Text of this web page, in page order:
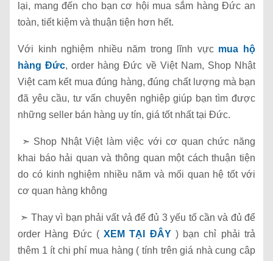
lại, mang đến cho bạn cơ hội mua sắm hàng Đức an
toàn, tiết kiệm và thuận tiện hơn hết.
Với kinh nghiệm nhiều năm trong lĩnh vực mua hộ
hàng Đức, order hàng Đức về Việt Nam, Shop Nhật
Việt cam kết mua đúng hàng, đúng chất lượng mà bạn
đã yêu cầu, tư vấn chuyên nghiệp giúp bạn tìm được
những seller bán hàng uy tín, giá tốt nhất tại Đức.
➣ Shop Nhật Việt làm việc với cơ quan chức năng
khai báo hải quan và thông quan một cách thuận tiện
do có kinh nghiệm nhiều năm và mối quan hệ tốt với
cơ quan hàng không
➣ Thay vì bạn phải vất vả để đủ 3 yếu tố cần và đủ để
order Hàng Đức (XEM TẠI ĐÂY) bạn chỉ phải trả
thêm 1 ít chi phí mua hàng ( tính trên giá nhà cung câp